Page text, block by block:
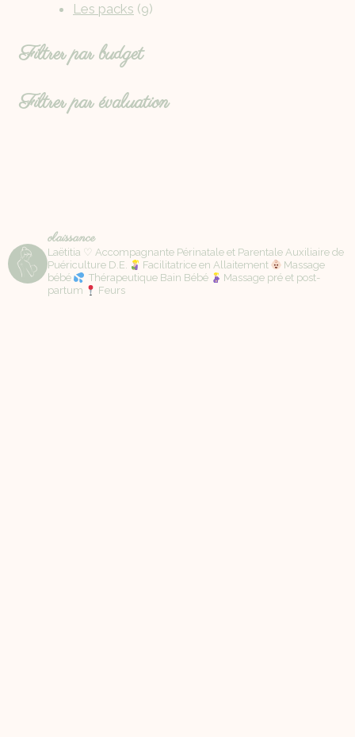
Les packs 9
Filtrer par budget
Filtrer par évaluation
olaissance
Laëtitia ♡ Accompagnante Périnatale et Parentale Auxiliaire de
Puériculture D.E.
Facilitatrice en Allaitement
Massage
bébé
Thérapeutique Bain Bébé
Massage pré et post-
partum
Feurs